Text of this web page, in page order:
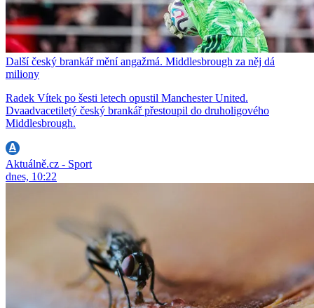
Další český brankář mění angažmá. Middlesbrough za něj dá
miliony
Radek Vítek po šesti letech opustil Manchester United.
Dvaadvacetiletý český brankář přestoupil do druholigového
Middlesbrough.
Aktuálně.cz - Sport
dnes, 10:22